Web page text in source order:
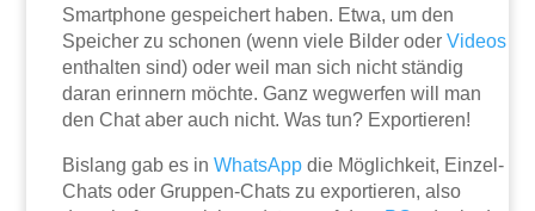
Smartphone gespeichert haben. Etwa, um den
Speicher zu schonen (wenn viele Bilder oderVideos
enthalten sind) oder weil man sich nicht ständig
daran erinnern möchte. Ganz wegwerfen will man
den Chat aber auch nicht. Was tun? Exportieren!
Bislang gab es inWhatsApp die Möglichkeit, Einzel-
Chats oder Gruppen-Chats zu exportieren, also